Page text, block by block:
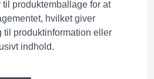
produktemballage for at
hvilket giver
produktinformation eller
indhold.